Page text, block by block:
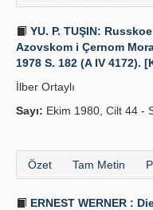
YU. P. TUŞIN:
Azovskom i Çernom
1978 S. 182 (A IV 4172).
İlber Ortaylı
Sayı: Ekim 1980, Cilt 44 -
Özet Tam Metin
ERNEST WERNER :